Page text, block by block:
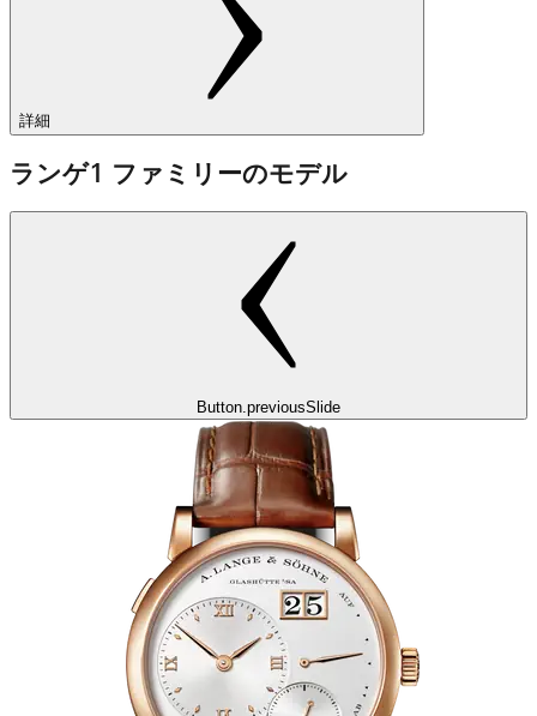
詳細
ランゲ1 ファミリーのモデル
Button.previousSlide